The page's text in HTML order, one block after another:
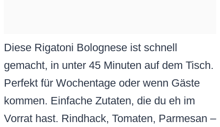
Diese Rigatoni Bolognese ist schnell
gemacht, in unter 45 Minuten auf dem Tisch.
Perfekt für Wochentage oder wenn Gäste
kommen. Einfache Zutaten, die du eh im
Vorrat hast. Rindhack, Tomaten, Parmesan –